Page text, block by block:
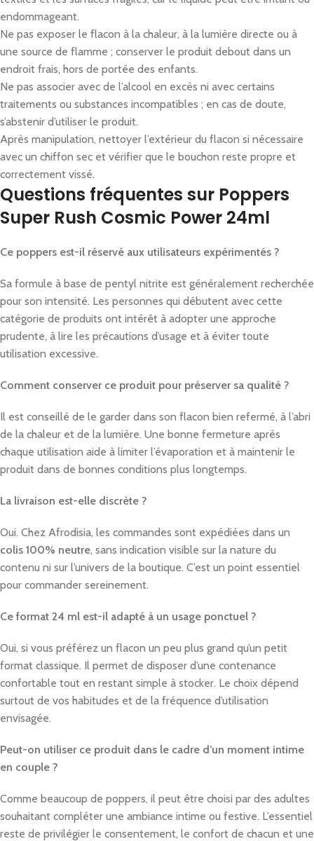
endommageant.
Ne pas exposer le flacon à la chaleur, à la lumière directe ou à
une source de flamme ; conserver le produit debout dans un
endroit frais, hors de portée des enfants.
Ne pas associer avec de l’alcool en excès ni avec certains
traitements ou substances incompatibles ; en cas de doute,
s’abstenir d’utiliser le produit.
Après manipulation, nettoyer l’extérieur du flacon si nécessaire
avec un chiffon sec et vérifier que le bouchon reste propre et
correctement vissé.
Questions fréquentes sur Poppers
Super Rush Cosmic Power 24ml
Ce poppers est-il réservé aux utilisateurs expérimentés ?
Sa formule à base de pentyl nitrite est généralement recherchée
pour son intensité. Les personnes qui débutent avec cette
catégorie de produits ont intérêt à adopter une approche
prudente, à lire les précautions d’usage et à éviter toute
utilisation excessive.
Comment conserver ce produit pour préserver sa qualité ?
Il est conseillé de le garder dans son flacon bien refermé, à l’abri
de la chaleur et de la lumière. Une bonne fermeture après
chaque utilisation aide à limiter l’évaporation et à maintenir le
produit dans de bonnes conditions plus longtemps.
La livraison est-elle discrète ?
Oui. Chez Afrodisia, les commandes sont expédiées dans un
colis 100% neutre, sans indication visible sur la nature du
contenu ni sur l’univers de la boutique. C’est un point essentiel
pour commander sereinement.
Ce format 24 ml est-il adapté à un usage ponctuel ?
Oui, si vous préférez un flacon un peu plus grand qu’un petit
format classique. Il permet de disposer d’une contenance
confortable tout en restant simple à stocker. Le choix dépend
surtout de vos habitudes et de la fréquence d’utilisation
envisagée.
Peut-on utiliser ce produit dans le cadre d’un moment intime
en couple ?
Comme beaucoup de poppers, il peut être choisi par des adultes
souhaitant compléter une ambiance intime ou festive. L’essentiel
reste de privilégier le consentement, le confort de chacun et une